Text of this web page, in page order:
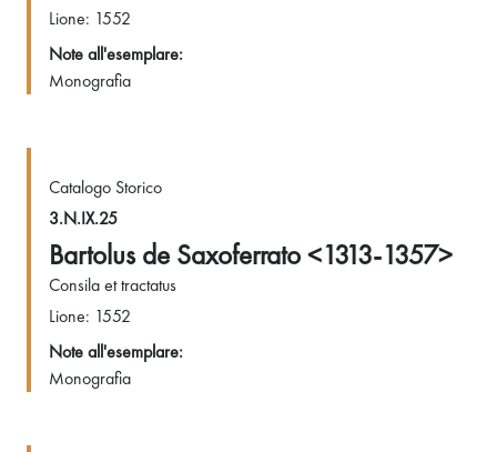
Lione: 1552
Note all'esemplare:
Monografia
Catalogo Storico
3.N.IX.25
Bartolus de Saxoferrato <1313-1357>
Consila et tractatus
Lione: 1552
Note all'esemplare:
Monografia